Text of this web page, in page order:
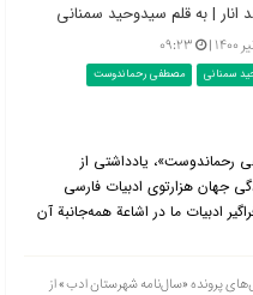
انار | به قلم سیدوحید سمنانی
۰۹:۲۳
سمنانی
مصطفی رحماندوست
رحماندوست»، یادداشتی از
جهان هزارتوی ادبیات فارسی
ادبیات ما در اشاعة همه‌جانبة آن
پرونده «سال‌نامه شهرستان ادب» از